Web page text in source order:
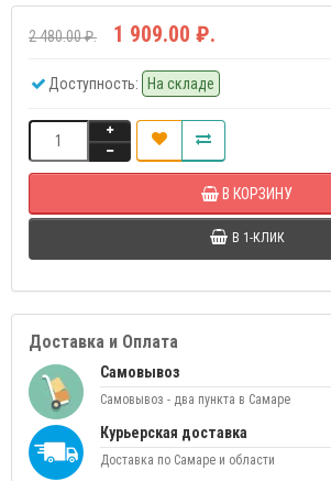
2 480.00 ₽. 1 909.00 ₽.
Доступность: На складе
В КОРЗИНУ
В 1-КЛИК
Доставка и Оплата
Самовывоз
Самовывоз - два пункта в Самаре
Курьерская доставка
Доставка по Самаре и области